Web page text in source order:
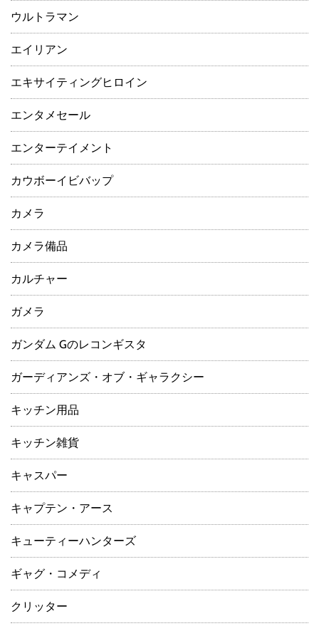
ウルトラマン
エイリアン
エキサイティングヒロイン
エンタメセール
エンターテイメント
カウボーイビバップ
カメラ
カメラ備品
カルチャー
ガメラ
ガンダム Gのレコンギスタ
ガーディアンズ・オブ・ギャラクシー
キッチン用品
キッチン雑貨
キャスパー
キャプテン・アース
キューティーハンターズ
ギャグ・コメディ
クリッター